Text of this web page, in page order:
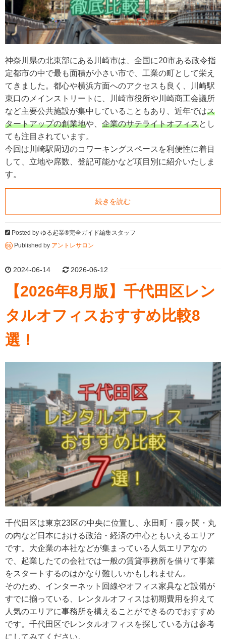
神奈川県の北東部にある川崎市は、全国に20市ある政令指
定都市の中で最も面積が小さい市で、工業の町として栄え
てきました。都心や横浜方面へのアクセスも良く、川崎駅
東口のメインストリートに、川崎市役所や川崎商工会議所
など主要公共施設が集中していることもあり、近年ではス
タートアップの創業地や、 企業のサテライトオフィスとし
ても注目されています。
今回は川崎駅周辺のコワーキングスペースを利便性に着目
して、立地や席数、登記可能かなど項目別に紹介いたしま
す。
続きを読む
Posted by ゆる起業®完全ガイド編集スタッフ
Published by アントレサロン
2024-06-14 2026-06-12
【2026年8月版】千代田区レン
タルオフィスおすすめ比較8
選！
千代田区は東京23区の中央に位置し、永田町・霞ヶ関・丸
の内など日本における政治・経済の中心ともいえるエリア
です。大企業の本社などが集まっている人気エリアなの
で、起業したての会社では一般の賃貸事務所を借りて事業
をスタートするのはかなり難しいかもしれません。
そのため、インターネット回線やオフィス家具など設備が
すでに揃っている、レンタルオフィスは初期費用を抑えて
人気のエリアに事務所を構えることができるのでおすすめ
です。千代田区でレンタルオフィスを探している方は参考
にしてみてください。